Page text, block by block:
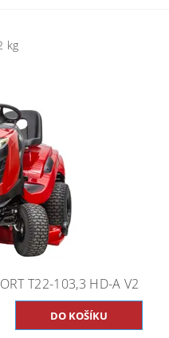
kg
T22-103,3 HD-A V2